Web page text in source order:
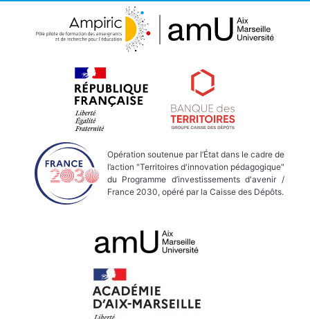
Opération soutenue par l’État dans le cadre de
l’action "Territoires d'innovation pédagogique"
du Programme d’investissements d'avenir /
France 2030, opéré par la Caisse des Dépôts.